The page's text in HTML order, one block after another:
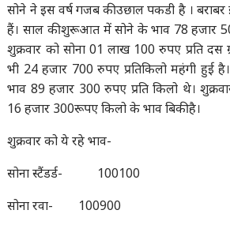
सोने ने इस वर्ष गजब की उछाल पकडी है ।
हैं। साल की शुरूआत में सोने के भाव 78 हजार
शुक्रवार को सोना 01 लाख 100 रुपए प्रति दस
भी 24 हजार 700 रुपए प्रतिकिलो महंगी हुई
भाव 89 हजार 300 रुपए प्रति किलो थे।
16 हजार 300रूपए किलो के भाव बिकी है।
शुक्रवार को ये रहे भाव-
सोना स्टैंडर्ड- 100100
सोना रवा- 100900